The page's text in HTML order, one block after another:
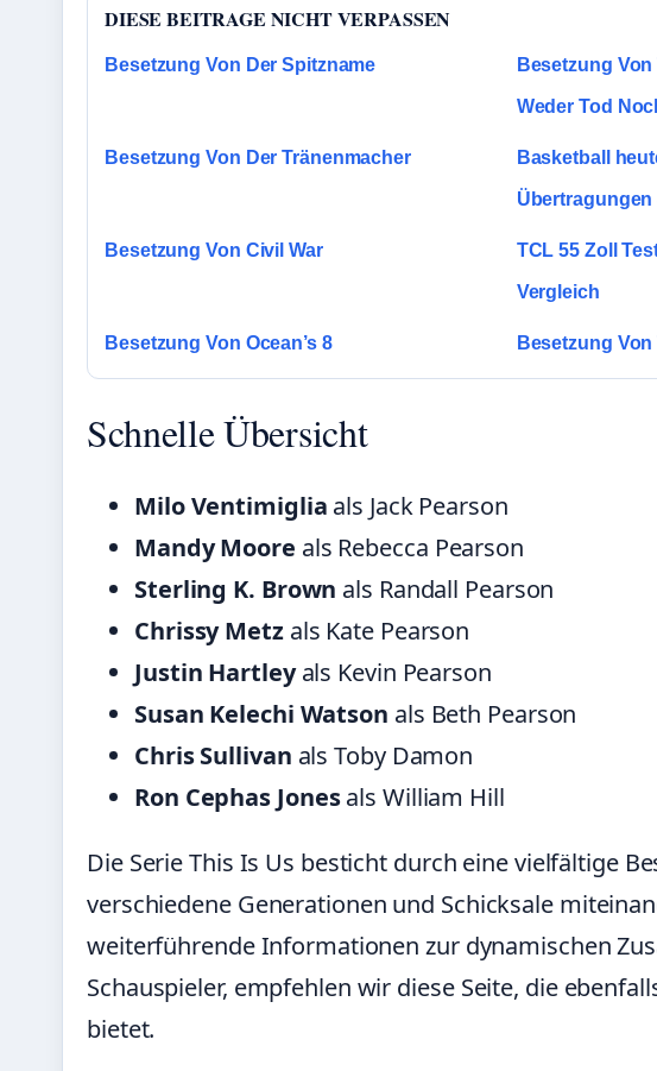
DIESE BEITRAGE NICHT VERPASSEN
Besetzung Von Der Spitzname Besetzung
Weder Tod
Besetzung Von Der Tränenmacher Basketball
Besetzung Von Civil War TCL 55 Zoll
Vergleich
Besetzung Von Ocean’s 8 Besetzung
Schnelle Übersicht
Milo Ventimiglia als Jack Pearson
Mandy Moore als Rebecca Pearson
Sterling K. Brown als Randall Pearson
Chrissy Metzals Kate Pearson
Justin Hartleyals Kevin Pearson
Susan Kelechi Watson als Beth Pearson
Chris Sullivan als Toby Damon
Ron Cephas Jonesals William Hill
Die Serie This Is Us besticht durch eine vielfältige
verschiedene Generationen und Schicksale
weiterführende Informationen zur dynamischen
Schauspieler, empfehlen wir diese Seite, die
bietet.